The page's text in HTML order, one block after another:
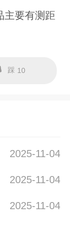
主要有测距
踩 10
2025-11-04
2025-11-04
2025-11-04